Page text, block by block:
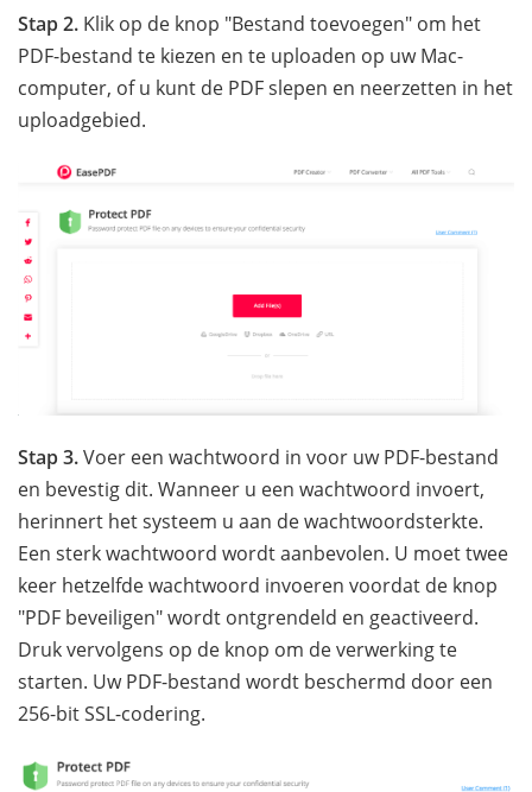
Stap 2. Klik op de knop "Bestand toevoegen" om het
PDF-bestand te kiezen en te uploaden op uw Mac-
computer, of u kunt de PDF slepen en neerzetten in het
uploadgebied.
Stap 3.Voer een wachtwoord in voor uw PDF-bestand
en bevestig dit. Wanneer u een wachtwoord invoert,
herinnert het systeem u aan de wachtwoordsterkte.
Een sterk wachtwoord wordt aanbevolen. U moet twee
keer hetzelfde wachtwoord invoeren voordat de knop
"PDF beveiligen" wordt ontgrendeld en geactiveerd.
Druk vervolgens op de knop om de verwerking te
starten. Uw PDF-bestand wordt beschermd door een
256-bit SSL-codering.